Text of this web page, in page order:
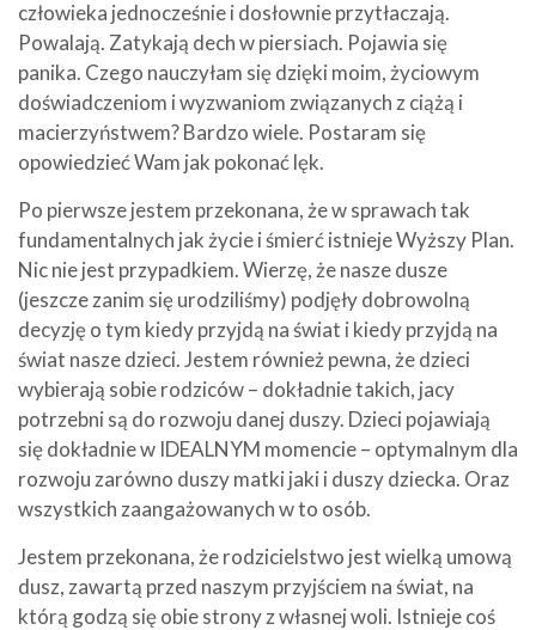
człowieka jednocześnie i dosłownie przytłaczają.
Powalają. Zatykają dech w piersiach. Pojawia się
panika. Czego nauczyłam się dzięki moim, życiowym
doświadczeniom i wyzwaniom związanych z ciążą i
macierzyństwem? Bardzo wiele. Postaram się
opowiedzieć Wam jak pokonać lęk.
Po pierwsze jestem przekonana, że w sprawach tak
fundamentalnych jak życie i śmierć istnieje Wyższy Plan.
Nic nie jest przypadkiem. Wierzę, że nasze dusze
(jeszcze zanim się urodziliśmy) podjęły dobrowolną
decyzję o tym kiedy przyjdą na świat i kiedy przyjdą na
świat nasze dzieci. Jestem również pewna, że dzieci
wybierają sobie rodziców – dokładnie takich, jacy
potrzebni są do rozwoju danej duszy. Dzieci pojawiają
się dokładnie w IDEALNYM momencie – optymalnym dla
rozwoju zarówno duszy matki jaki i duszy dziecka. Oraz
wszystkich zaangażowanych w to osób.
Jestem przekonana, że rodzicielstwo jest wielką umową
dusz, zawartą przed naszym przyjściem na świat, na
którą godzą się obie strony z własnej woli. Istnieje coś